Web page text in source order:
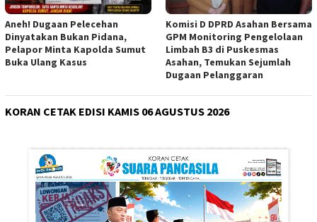
Aneh! Dugaan Pelecehan
Dinyatakan Bukan Pidana,
Pelapor Minta Kapolda Sumut
Buka Ulang Kasus
Komisi D DPRD Asahan Bersama
GPM Monitoring Pengelolaan
Limbah B3 di Puskesmas
Asahan, Temukan Sejumlah
Dugaan Pelanggaran
KORAN CETAK EDISI KAMIS 06 AGUSTUS 2026